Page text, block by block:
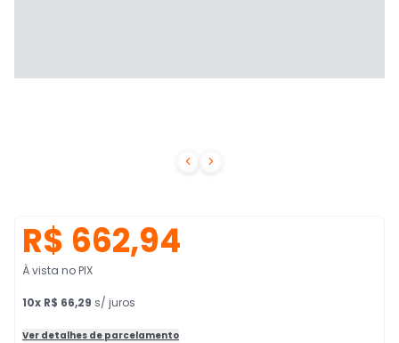
 
R$ 662,94
À vista no PIX
10x R$ 66,29 s/ juros
Ver detalhes de parcelamento